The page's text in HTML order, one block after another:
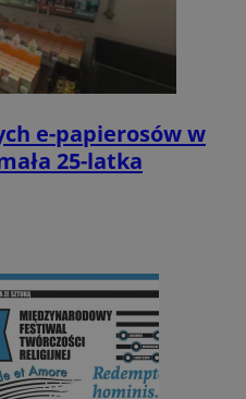
e-papierosów w
25-latka